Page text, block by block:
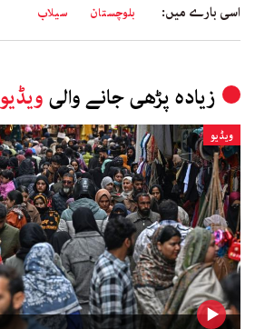
اسی بارے میں: بلوچستان سیلاب
زیادہ پڑھی جانے والی ویڈیو
ویڈیو